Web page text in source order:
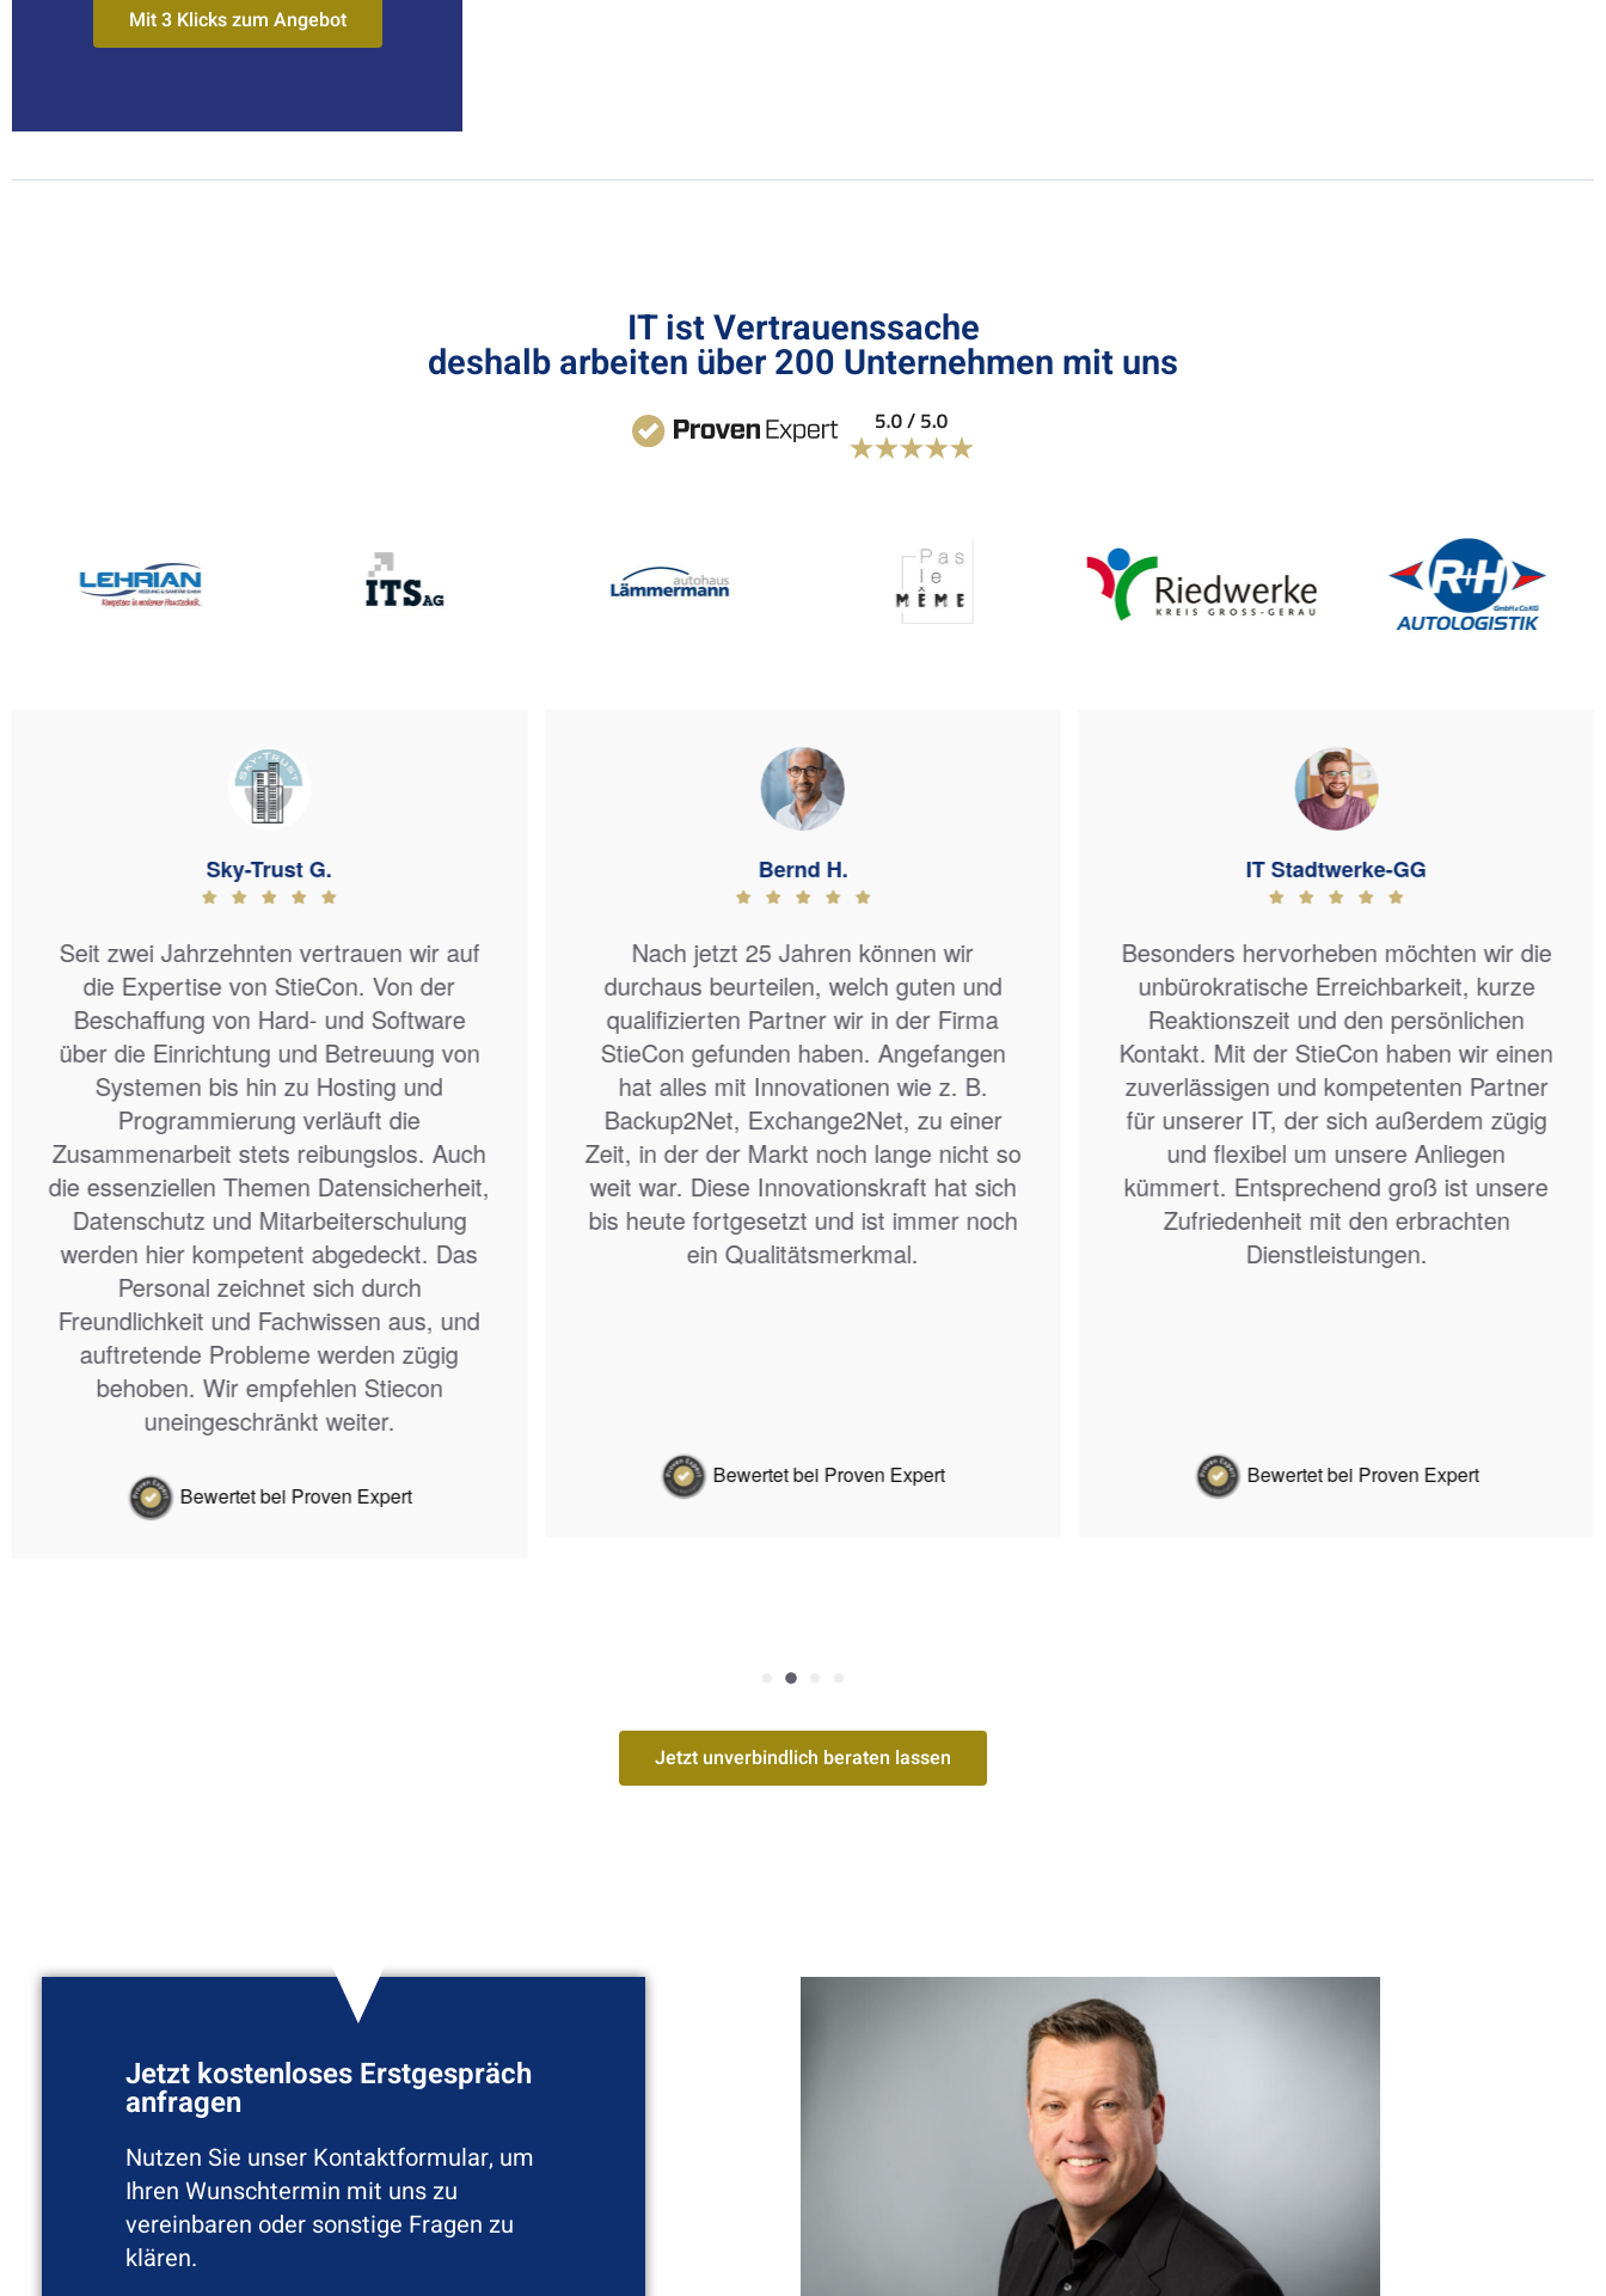
Mit 3 Klicks zum Angebot
IT ist Vertrauenssache
deshalb arbeiten über 200 Unternehmen mit uns
Bernd H.
Nach jetzt 25 Jahren können wir
durchaus beurteilen, welch guten und
qualifizierten Partner wir in der Firma
StieCon gefunden haben. Angefangen
hat alles mit Innovationen wie z. B.
Backup2Net, Exchange2Net, zu einer
Zeit, in der der Markt noch lange nicht so
weit war. Diese Innovationskraft hat sich
bis heute fortgesetzt und ist immer noch
ein Qualitätsmerkmal.
IT Stadtwerke-GG
Besonders hervorheben möchten wir die
unbürokratische Erreichbarkeit, kurze
Reaktionszeit und den persönlichen
Kontakt. Mit der StieCon haben wir einen
zuverlässigen und kompetenten Partner
für unserer IT, der sich außerdem zügig
und flexibel um unsere Anliegen
kümmert. Entsprechend groß ist unsere
Zufriedenheit mit den erbrachten
Dienstleistungen.
Bewertet bei Proven Expert
Stefan N.
Alle Aufgaben, mit denen StieCon
beauftragt wurde, laufen ohne sich noch
selbst darum kümmern zu müssen. Eine
eigene Wiedervorlage ist unnötig, Stiecon
meldet sich selbständig bevor z.B.
Zertifikate ablaufen. Egal welche IT-
Anforderungen wir haben, StieCon
bemüht sich um eine Lösung. Und egal
welche IT-Fragen wir haben, StieCon hat
immer eine Antwort.
Jetzt unverbindlich beraten lassen
Jetzt kostenloses Erstgespräch
anfragen
Nutzen Sie unser Kontaktformular, um
Ihren Wunschtermin mit uns zu
vereinbaren oder sonstige Fragen zu
klären.